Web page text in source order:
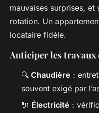
mauvaises surprises,
rotation. Un
locataire fidèle.
Anticiper les travaux
🔍 Chaudière :
souvent exigé par
🔌 Électricité :